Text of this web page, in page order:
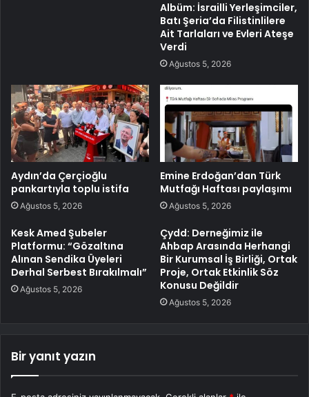
Albüm: İsrailli Yerleşimciler,
Batı Şeria’da Filistinlilere
Ait Tarlaları ve Evleri Ateşe
Verdi
Ağustos 5, 2026
Aydın’da Çerçioğlu
pankartıyla toplu istifa
Ağustos 5, 2026
Emine Erdoğan’dan Türk
Mutfağı Haftası paylaşımı
Ağustos 5, 2026
Kesk Amed Şubeler
Platformu: “Gözaltına
Alınan Sendika Üyeleri
Derhal Serbest Bırakılmalı”
Ağustos 5, 2026
Çydd: Derneğimiz ile
Ahbap Arasında Herhangi
Bir Kurumsal İş Birliği, Ortak
Proje, Ortak Etkinlik Söz
Konusu Değildir
Ağustos 5, 2026
Bir yanıt yazın